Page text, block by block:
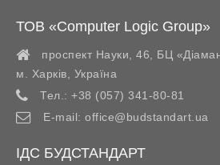
ТОВ «Computer Logic Group»
проспект Науки, 46, БЦ
м. Харків
Україна
Тел.: +38 (057) 341-80-81
E-mail: office@budstandart.ua
ІДС БУДСТАНДАРТ